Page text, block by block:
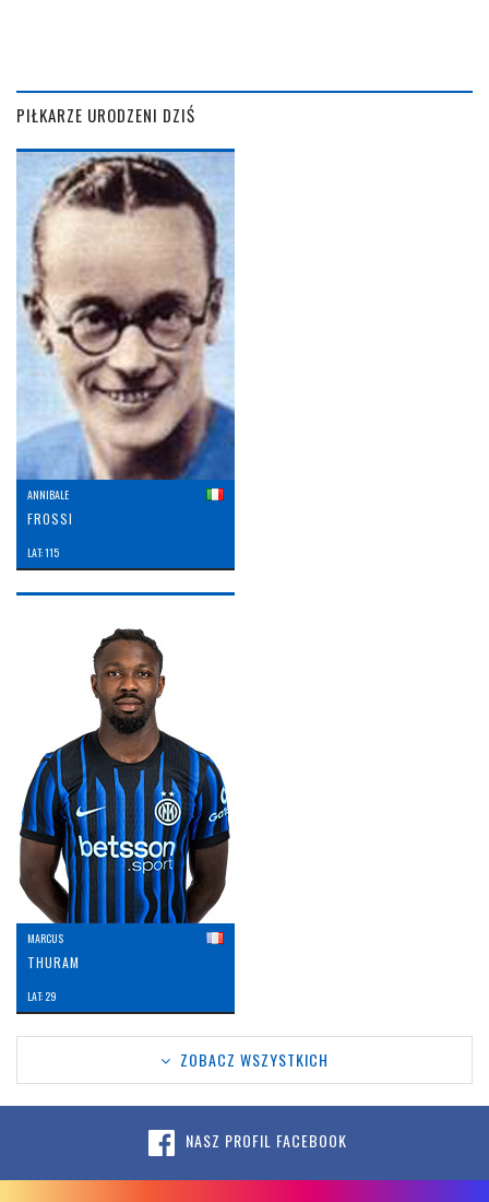
PIŁKARZE URODZENI DZIŚ
ANNIBALE
FROSSI
LAT: 115
MARCUS
THURAM
LAT: 29
ZOBACZ WSZYSTKICH
NASZ PROFIL FACEBOOK